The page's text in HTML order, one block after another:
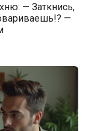
— Заткнись,
—